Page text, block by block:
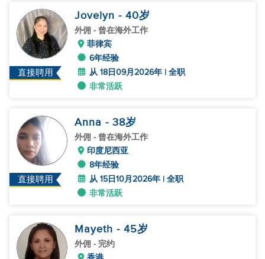
直接聘用
Jovelyn - 40岁
外佣 - 曾在海外工作
菲律宾
6年经验
从 18日09月2026年 | 全职
非常活跃
直接聘用
Anna - 38岁
外佣 - 曾在海外工作
印度尼西亚
8年经验
从 15日10月2026年 | 全职
非常活跃
Mayeth - 45岁
外佣 - 完约